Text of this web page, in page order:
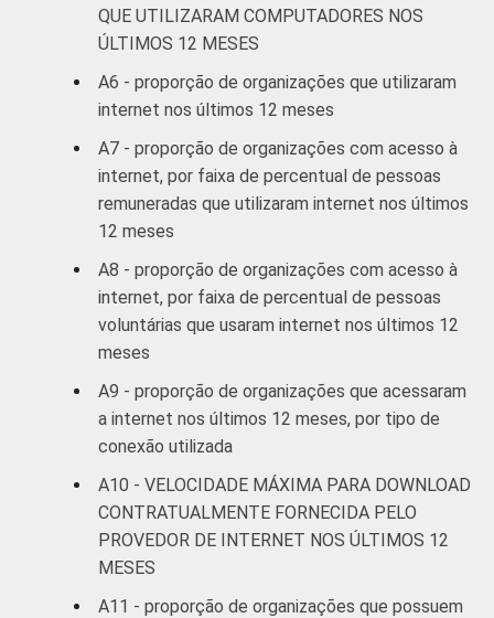
QUE UTILIZARAM COMPUTADORES NOS
ÚLTIMOS 12 MESES
A6 - proporção de organizações que utilizaram
internet nos últimos 12 meses
A7 - proporção de organizações com acesso à
internet, por faixa de percentual de pessoas
remuneradas que utilizaram internet nos últimos
12 meses
A8 - proporção de organizações com acesso à
internet, por faixa de percentual de pessoas
voluntárias que usaram internet nos últimos 12
meses
A9 - proporção de organizações que acessaram
a internet nos últimos 12 meses, por tipo de
conexão utilizada
A10 - VELOCIDADE MÁXIMA PARA DOWNLOAD
CONTRATUALMENTE FORNECIDA PELO
PROVEDOR DE INTERNET NOS ÚLTIMOS 12
MESES
A11 - proporção de organizações que possuem